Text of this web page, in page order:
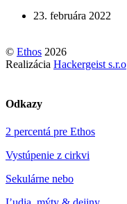
23. februára 2022
© Ethos 2026
Realizácia Hackergeist s.r.o
Odkazy
2 percentá pre Ethos
Vystúpenie z cirkvi
Sekulárne nebo